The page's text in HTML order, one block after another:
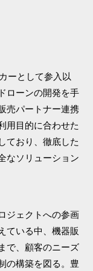
ーとして参入以
ローンの開発を手
売パートナー連携
用目的に合わせた
ており、徹底した
なソリューション
ジェクトへの参画
ている中、機器販
で、顧客のニーズ
の構築を図る。豊